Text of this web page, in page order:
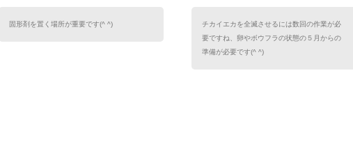
固形剤を置く場所が重要です(^ ^)
チカイエカを全滅させるには数回の作業が必
要ですね、卵やボウフラの状態の５月からの
準備が必要です(^ ^)